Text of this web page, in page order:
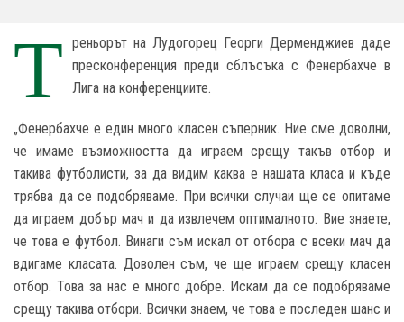
Т реньорът на Лудогорец Георги Дерменджиев даде
пресконференция преди сблъсъка с Фенербахче в
Лига на конференциите.
„Фенербахче е един много класен съперник. Ние сме доволни,
че имаме възможността да играем срещу такъв отбор и
такива футболисти, за да видим каква е нашата класа и къде
трябва да се подобряваме. При всички случаи ще се опитаме
да играем добър мач и да извлечем оптималното. Вие знаете,
че това е футбол. Винаги съм искал от отбора с всеки мач да
вдигаме класата. Доволен съм, че ще играем срещу класен
отбор. Това за нас е много добре. Искам да се подобряваме
срещу такива отбори. Всички знаем, че това е последен шанс и